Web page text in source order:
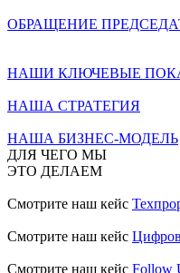
ОБРАЩЕНИЕ
НАШИ КЛЮЧЕВЫЕ
НАША СТРАТЕГИЯ
НАША БИЗНЕС-МОДЕЛЬ
ДЛЯ ЧЕГО МЫ
ЭТО ДЕЛАЕМ
Смотрите наш кейс
Смотрите наш кейс
Смотрите наш кейс Follow